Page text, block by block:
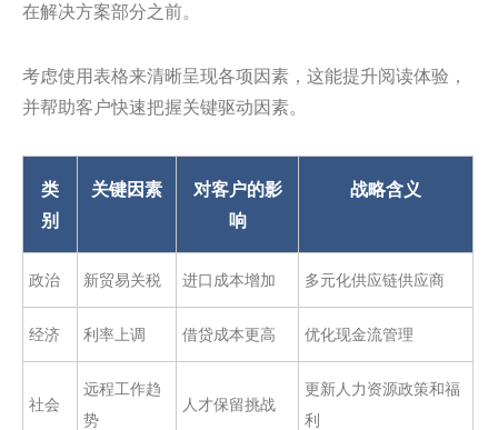
在解决方案部分之前。
考虑使用表格来清晰呈现各项因素，这能提升阅读体验，
并帮助客户快速把握关键驱动因素。
类
别
关键因素
对客户的影
响
战略含义
政治 新贸易关税 进口成本增加 多元化供应链供应商
经济 利率上调 借贷成本更高 优化现金流管理
社会
远程工作趋
势
人才保留挑战
更新人力资源政策和福
利